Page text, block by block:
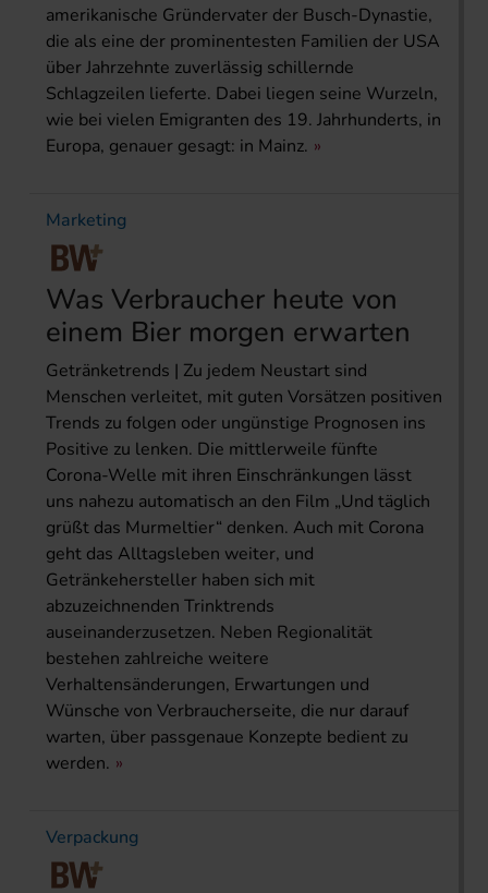
amerikanische Gründer­vater der Busch-Dynastie,
die als eine der prominentesten Familien der USA
über Jahrzehnte zuverlässig schillernde
Schlagzeilen lieferte. Dabei liegen seine Wurzeln,
wie bei vielen Emigranten des 19. Jahrhunderts, in
Europa, genauer gesagt: in Mainz.
Marketing
Was Verbraucher heute von
einem Bier morgen erwarten
Getränketrends | Zu jedem Neustart sind
Menschen verleitet, mit guten Vorsätzen positiven
Trends zu folgen oder ungünstige Prognosen ins
Positive zu lenken. Die mittlerweile fünfte
Corona-Welle mit ihren Einschränkungen lässt
uns nahezu automatisch an den Film „Und täglich
grüßt das Murmeltier“ denken. Auch mit Corona
geht das Alltagsleben weiter, und
Getränkehersteller haben sich mit
abzuzeichnenden Trinktrends
auseinanderzusetzen. Neben Regionalität
bestehen zahlreiche weitere
Verhaltensänderungen, Erwartungen und
Wünsche von Verbraucherseite, die nur darauf
warten, über passgenaue Konzepte bedient zu
werden.
Verpackung